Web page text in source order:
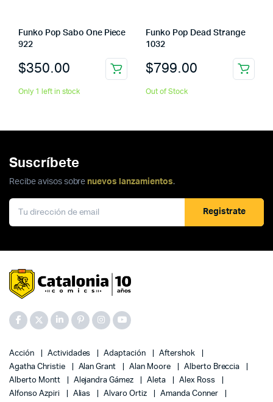
Funko Pop Sabo One Piece
922
$350.00
Only 1 left in stock
Funko Pop Dead Strange
1032
$799.00
Out of Stock
Suscríbete
Recibe avisos sobre nuevos lanzamientos.
Registrate
Acción Actividades Adaptación
Aftershok
Agatha Christie
Alan Grant Alan Moore
Alberto Breccia
Alberto Montt
Alejandra Gámez Aleta
Alex Ross
Alfonso Azpiri
Alias Alvaro Ortiz
Amanda Conner